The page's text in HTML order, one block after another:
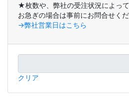
★枚数や、弊社の受注状況によって
お急ぎの場合は事前にお問合せくだ
→弊社営業日はこちら
クリア